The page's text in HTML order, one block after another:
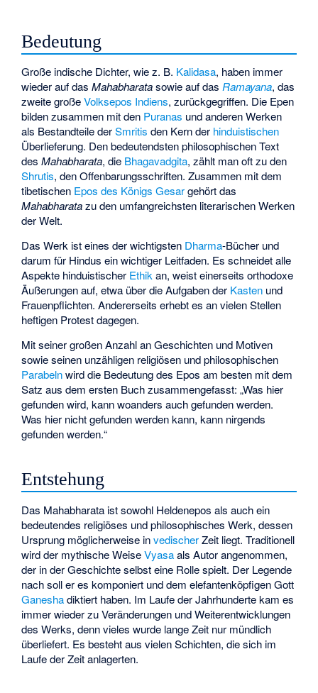
Bedeutung
Große indische Dichter, wie z. B. Kalidasa, haben immer
wieder auf dasMahabharatasowie auf das Ramayana, das
zweite großeVolksepos Indiens, zurückgegriffen. Die Epen
bilden zusammen mit den Puranas und anderen Werken
als Bestandteile derSmritis den Kern der hinduistischen
Überlieferung. Den bedeutendsten philosophischen Text
desMahabharata, die Bhagavadgita, zählt man oft zu den
Shrutis, den Offenbarungsschriften. Zusammen mit dem
tibetischen Epos des Königs Gesargehört das
Mahabharatazu den umfangreichsten literarischen Werken
der Welt.
Das Werk ist eines der wichtigsten Dharma-Bücher und
darum für Hindus ein wichtiger Leitfaden. Es schneidet alle
Aspekte hinduistischer Ethik an, weist einerseits orthodoxe
Äußerungen auf, etwa über die Aufgaben der Kasten und
Frauenpflichten. Andererseits erhebt es an vielen Stellen
heftigen Protest dagegen.
Mit seiner großen Anzahl an Geschichten und Motiven
sowie seinen unzähligen religiösen und philosophischen
Parabelnwird die Bedeutung des Epos am besten mit dem
Satz aus dem ersten Buch zusammengefasst: „Was hier
gefunden wird, kann woanders auch gefunden werden.
Was hier nicht gefunden werden kann, kann nirgends
gefunden werden.“
Entstehung
Das Mahabharata ist sowohl Heldenepos als auch ein
bedeutendes religiöses und philosophisches Werk, dessen
Ursprung möglicherweise invedischerZeit liegt. Traditionell
wird der mythische WeiseVyasaals Autor angenommen,
der in der Geschichte selbst eine Rolle spielt. Der Legende
nach soll er es komponiert und dem elefantenköpfigen Gott
Ganeshadiktiert haben. Im Laufe der Jahrhunderte kam es
immer wieder zu Veränderungen und Weiterentwicklungen
des Werks, denn vieles wurde lange Zeit nur mündlich
überliefert. Es besteht aus vielen Schichten, die sich im
Laufe der Zeit anlagerten.